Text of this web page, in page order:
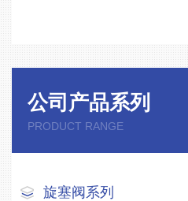
公司产品系列
PRODUCT RANGE
旋塞阀系列